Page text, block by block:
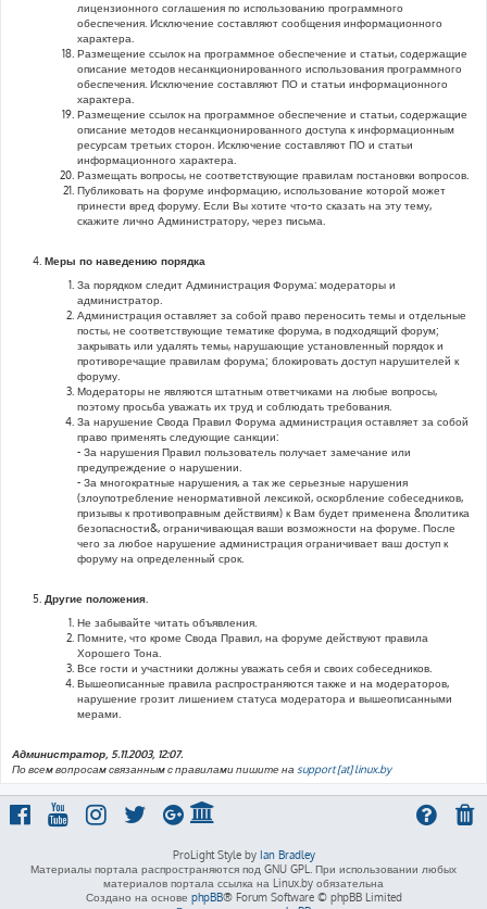
лицензионного соглашения по использованию программного
обеспечения. Исключение составляют сообщения информационного
характера.
Размещение ссылок на программное обеспечение и статьи, содержащие
описание методов несанкционированного использования программного
обеспечения. Исключение составляют ПО и статьи информационного
характера.
Размещение ссылок на программное обеспечение и статьи, содержащие
описание методов несанкционированного доступа к информационным
ресурсам третьих сторон. Исключение составляют ПО и статьи
информационного характера.
Размещать вопросы, не соответствующие правилам постановки вопросов.
Публиковать на форуме информацию, использование которой может
принести вред форуму. Если Вы хотите что-то сказать на эту тему,
скажите лично Администратору, через письма.
Меры по наведению порядка
За порядком следит Администрация Форума: модераторы и
администратор.
Администрация оставляет за собой право переносить темы и отдельные
посты, не соответствующие тематике форума, в подходящий форум;
закрывать или удалять темы, нарушающие установленный порядок и
противоречащие правилам форума; блокировать доступ нарушителей к
форуму.
Модераторы не являются штатным ответчиками на любые вопросы,
поэтому просьба уважать их труд и соблюдать требования.
За нарушение Свода Правил Форума администрация оставляет за собой
право применять следующие санкции:
- За нарушения Правил пользователь получает замечание или
предупреждение о нарушении.
- За многократные нарушения, а так же серьезные нарушения
(злоупотребление ненормативной лексикой, оскорбление собеседников,
призывы к противоправным действиям) к Вам будет применена &политика
безопасности&, ограничивающая ваши возможности на форуме. После
чего за любое нарушение администрация ограничивает ваш доступ к
форуму на определенный срок.
Другие положения.
Не забывайте читать объявления.
Помните, что кроме Свода Правил, на форуме действуют правила
Хорошего Тона.
Все гости и участники должны уважать себя и своих собеседников.
Вышеописанные правила распространяются также и на модераторов,
нарушение грозит лишением статуса модератора и вышеописанными
мерами.
Администратор, 5.11.2003, 12:07.
По всем вопросам связанным с правилами пишите на support [at] linux.by
ProLight Style by Ian Bradley
Материалы портала распространяются под GNU GPL. При использовании любых
материалов портала ссылка на Linux.by обязательна
Создано на основе phpBB® Forum Software © phpBB Limited